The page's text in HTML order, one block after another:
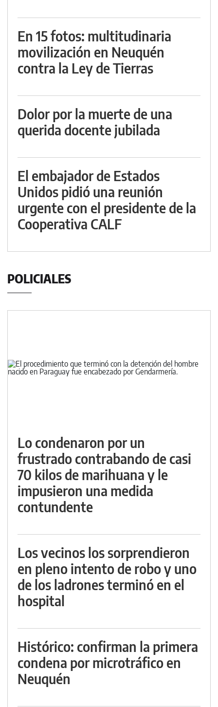
En 15 fotos: multitudinaria
movilización en Neuquén
contra la Ley de Tierras
Dolor por la muerte de una
querida docente jubilada
El embajador de Estados
Unidos pidió una reunión
urgente con el presidente de la
Cooperativa CALF
POLICIALES
Lo condenaron por un
frustrado contrabando de casi
70 kilos de marihuana y le
impusieron una medida
contundente
Los vecinos los sorprendieron
en pleno intento de robo y uno
de los ladrones terminó en el
hospital
Histórico: confirman la primera
condena por microtráfico en
Neuquén